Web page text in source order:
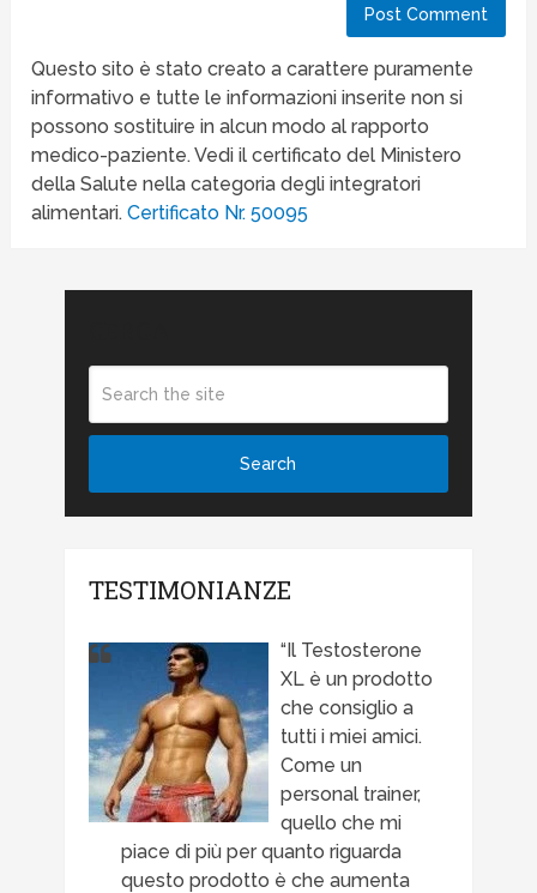
Questo sito è stato creato a carattere puramente
informativo e tutte le informazioni inserite non si
possono sostituire in alcun modo al rapporto
medico-paziente. Vedi il certificato del Ministero
della Salute nella categoria degli integratori
alimentari.Certificato Nr. 50095
TESTIMONIANZE
Il Testosterone
XL è un prodotto
che consiglio a
tutti i miei amici.
Come un
personal trainer,
quello che mi
piace di più per quanto riguarda
questo prodotto è che aumenta